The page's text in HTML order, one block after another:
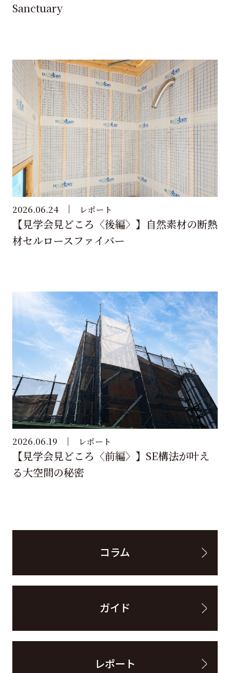
Sanctuary
2026.06.24 レポート
【見学会見どころ〈後編〉】自然素材の断熱
材セルロースファイバー
2026.06.19 レポート
【見学会見どころ〈前編〉】SE構法が叶え
る大空間の秘密
コラム
ガイド
レポート